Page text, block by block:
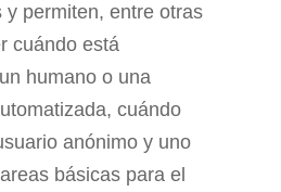
y permiten, entre otras
cuándo está
humano o una
cuándo
anónimo y uno
básicas para el